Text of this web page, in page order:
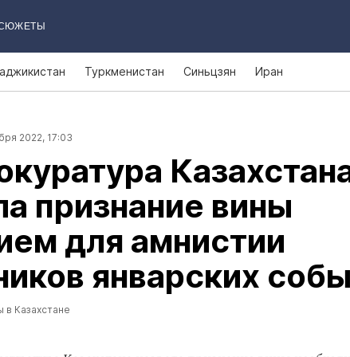
Туркменистан Синьцзян Иран
2022, 17:03
признание вины
для амнистии
январских
в Казахстане